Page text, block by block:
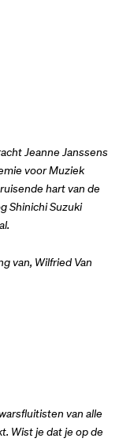
Jeanne Janssens
voor Muziek
hart van de
Shinichi Suzuki
van, Wilfried Van
van alle
Wist je dat je op de